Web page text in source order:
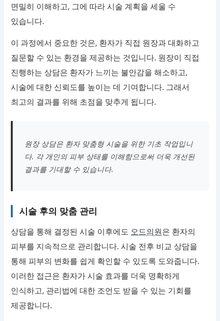
면밀히 이해하고, 그에 따라 시술 계획을 세울 수
있습니다.
이 과정에서 중요한 것은, 환자가 직접 원장과 대화하고
질문할 수 있는 환경을 제공하는 것입니다. 원장이 직접
진행하는 상담은 환자가 느끼는 불안감을 해소하고,
시술에 대한 신뢰도를 높이는 데 기여합니다. 그래서
최고의 결과를 위해 초점을 맞추게 됩니다.
원장 상담은 환자 맞춤형 시술을 위한 기초 작업입니
다. 각 개인의 피부 상태를 이해함으로써 더욱 개선된
결과를 기대할 수 있습니다.
시술 후의 맞춤 관리
상담을 통해 결정된 시술 이후에도 오드의원은 환자의
피부를 지속적으로 관리합니다. 시술 전후 비교 상담을
통해 피부의 변화를 쉽게 확인할 수 있도록 도와줍니다.
이러한 접근은 환자가 시술 효과를 더욱 명확하게
인식하고, 관리법에 대한 조언도 받을 수 있는 기회를
제공합니다.